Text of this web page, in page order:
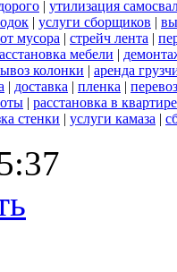
| утилизация
| услуги сборщиков |
мусора | стрейч лента |
мебели |
колонки | аренда
| доставка | пленка |
| расстановка в квартире
стенки | услуги камаза |